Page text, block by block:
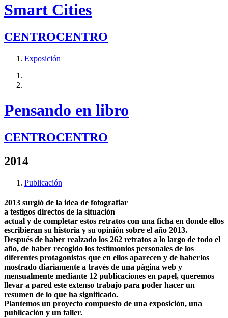
Smart Cities
CENTROCENTRO
Exposición
Pensando en libro
CENTROCENTRO
2014
Publicación
2013 surgió de la idea de fotografiar
a testigos directos de la situación
actual y de completar estos retratos con una ficha en donde ellos
escribieran su historia y su opinión sobre el año 2013.
Después de haber realzado los 262 retratos a lo largo de todo el
año, de haber recogido los testimonios personales de los
diferentes protagonistas que en ellos aparecen y de haberlos
mostrado diariamente a través de una página web y
mensualmente mediante 12 publicaciones en papel, queremos
llevar a pared este extenso trabajo para poder hacer un
resumen de lo que ha significado.
Plantemos un proyecto compuesto de una exposición, una
publicación y un taller.